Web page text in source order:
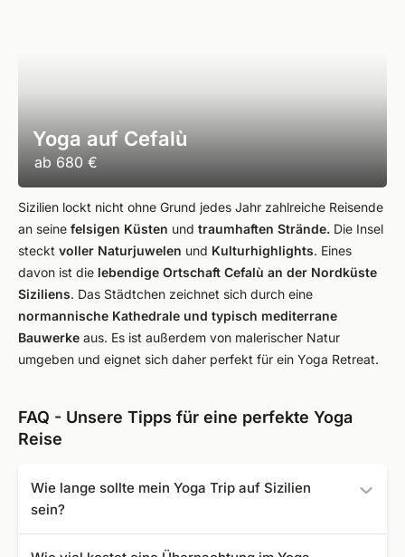
Yoga auf Cefalù
ab 680 €
Sizilien lockt nicht ohne Grund jedes Jahr zahlreiche Reisende
an seine felsigen Küsten und traumhaften Strände. Die Insel
steckt voller Naturjuwelen und Kulturhighlights. Eines
davon ist die lebendige Ortschaft Cefalù an der Nordküste
Siziliens. Das Städtchen zeichnet sich durch eine
normannische Kathedrale und typisch mediterrane
Bauwerke aus. Es ist außerdem von malerischer Natur
umgeben und eignet sich daher perfekt für ein Yoga Retreat.
FAQ - Unsere Tipps für eine perfekte Yoga
Reise
Wie lange sollte mein Yoga Trip auf Sizilien
sein?